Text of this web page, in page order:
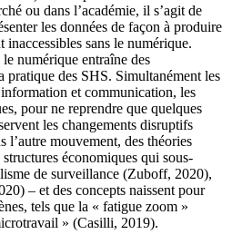
ou dans l’académie, il s’agit de
les données de façon à produire
inaccessibles sans le numérique.
numérique entraîne des
pratique des SHS. Simultanément les
et communication, les
pour ne reprendre que quelques
les changements disruptifs
l’autre mouvement, des théories
économiques qui sous-
de surveillance (Zuboff, 2020),
– et des concepts naissent pour
tels que la « fatigue zoom »
» (Casilli, 2019).